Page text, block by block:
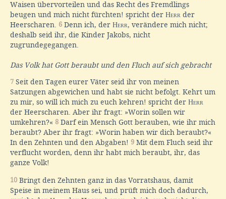
Waisen übervorteilen und das Recht des Fremdlings
beugen und mich nicht fürchten! spricht der Herr der
Heerscharen. 6 Denn ich, der Herr, verändere mich nicht;
deshalb seid ihr, die Kinder Jakobs, nicht
zugrundegegangen.
Das Volk hat Gott beraubt und den Fluch auf sich gebracht
7 Seit den Tagen eurer Väter seid ihr von meinen
Satzungen abgewichen und habt sie nicht befolgt. Kehrt um
zu mir, so will ich mich zu euch kehren! spricht der Herr
der Heerscharen. Aber ihr fragt: »Worin sollen wir
umkehren?« 8 Darf ein Mensch Gott berauben, wie ihr mich
beraubt? Aber ihr fragt: »Worin haben wir dich beraubt?«
In den Zehnten und den Abgaben! 9 Mit dem Fluch seid ihr
verflucht worden, denn ihr habt mich beraubt, ihr, das
ganze Volk!
10 Bringt den Zehnten ganz in das Vorratshaus, damit
Speise in meinem Haus sei, und prüft mich doch dadurch,